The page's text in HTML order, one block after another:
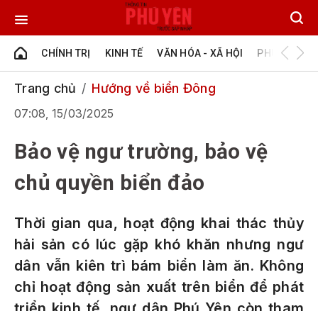
CHÍNH TRỊ KINH TẾ VĂN HÓA - XÃ HỘI PHÚ YÊN -
Trang chủ Hướng về biển Đông
07:08, 15/03/2025
Bảo vệ ngư trường, bảo vệ
chủ quyền biển đảo
Thời gian qua, hoạt động khai thác thủy
hải sản có lúc gặp khó khăn nhưng ngư
dân vẫn kiên trì bám biển làm ăn. Không
chỉ hoạt động sản xuất trên biển để phát